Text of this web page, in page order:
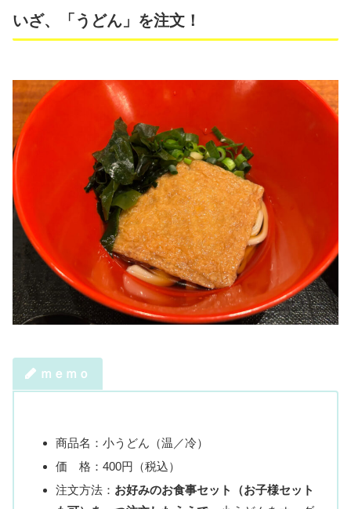
いざ、「うどん」を注文！
ｍｅｍｏ
商品名：小うどん（温／冷）
価 格：400円（税込）
注文方法： お好みのお食事セット（お子様セット